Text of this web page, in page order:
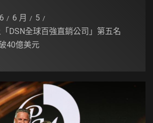
6 月
5
DSN全球百強直銷公司」第五名
40億美元